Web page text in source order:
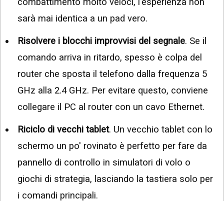
sarà mai identica a un pad vero.
Risolvere i blocchi improvvisi del segnale. Se il
comando arriva in ritardo, spesso è colpa del
router che sposta il telefono dalla frequenza 5
GHz alla 2.4 GHz. Per evitare questo, conviene
collegare il PC al router con un cavo Ethernet.
Riciclo di vecchi tablet. Un vecchio tablet con lo
schermo un po' rovinato è perfetto per fare da
pannello di controllo in simulatori di volo o
giochi di strategia, lasciando la tastiera solo per
i comandi principali.